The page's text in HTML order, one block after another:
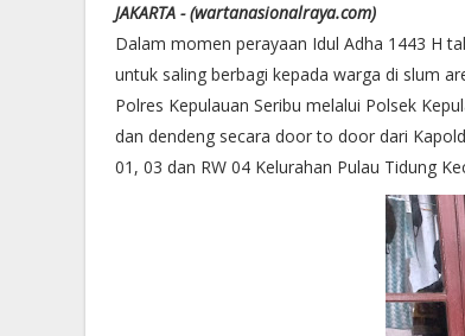
JAKARTA - (wartanasionalraya.com)
Dalam momen perayaan Idul Adha 1443 H
untuk saling berbagi kepada warga di slum
Polres Kepulauan Seribu melalui Polsek
dan dendeng secara door to door dari
01, 03 dan RW 04 Kelurahan Pulau Tidung